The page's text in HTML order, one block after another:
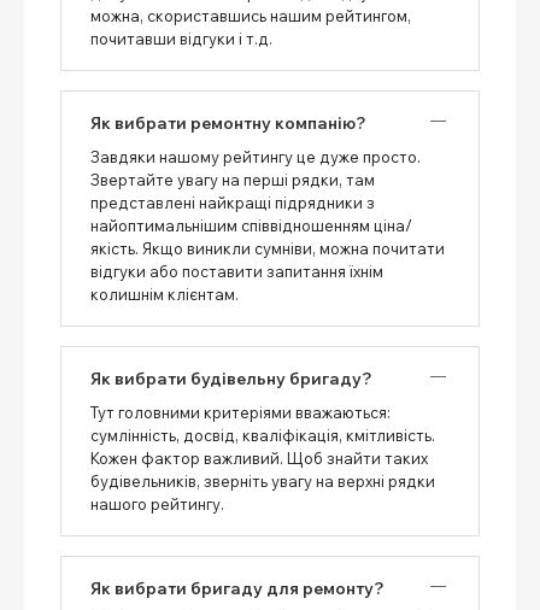
можна, скориставшись нашим рейтингом,
почитавши відгуки і т.д.
Як вибрати ремонтну компанію?
Завдяки нашому рейтингу це дуже просто.
Звертайте увагу на перші рядки, там
представлені найкращі підрядники з
найоптимальнішим співвідношенням ціна/
якість. Якщо виникли сумніви, можна почитати
відгуки або поставити запитання їхнім
колишнім клієнтам.
Як вибрати будівельну бригаду?
Тут головними критеріями вважаються:
сумлінність, досвід, кваліфікація, кмітливість.
Кожен фактор важливий. Щоб знайти таких
будівельників, зверніть увагу на верхні рядки
нашого рейтингу.
Як вибрати бригаду для ремонту?